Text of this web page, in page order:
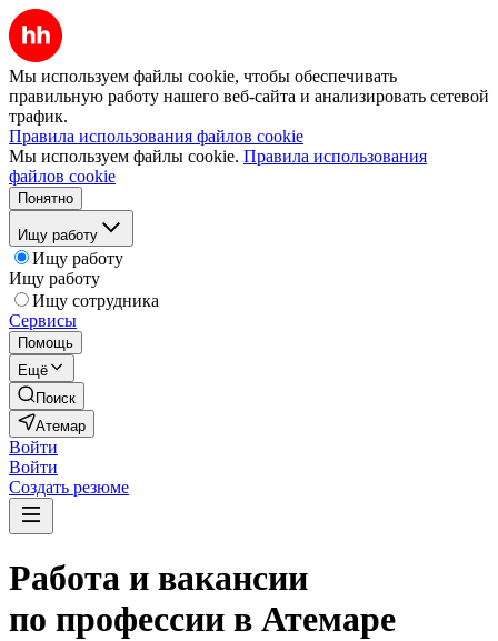
Мы используем файлы cookie, чтобы обеспечивать
правильную работу нашего веб-сайта и анализировать сетевой
трафик.
Правила использования файлов cookie
Мы используем файлы cookie. Правила использования
файлов cookie
Понятно
Ищу работу
Ищу работу
Ищу работу
Ищу сотрудника
Сервисы
Помощь
Ещё
Поиск
Атемар
Войти
Войти
Создать резюме
Работа и вакансии
по профессии в Атемаре